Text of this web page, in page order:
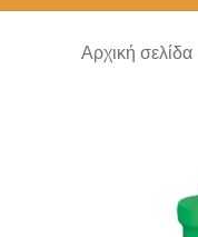
Αρχική σελίδα